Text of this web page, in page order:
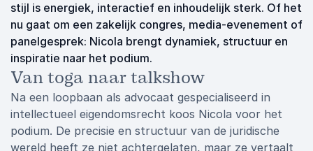
stijl is energiek, interactief en inhoudelijk sterk. Of het
nu gaat om een zakelijk congres, media-evenement of
panelgesprek: Nicola brengt dynamiek, structuur en
inspiratie naar het podium.
Van toga naar talkshow
Na een loopbaan als advocaat gespecialiseerd in
intellectueel eigendomsrecht koos Nicola voor het
podium. De precisie en structuur van de juridische
wereld heeft ze niet achtergelaten, maar ze vertaalt